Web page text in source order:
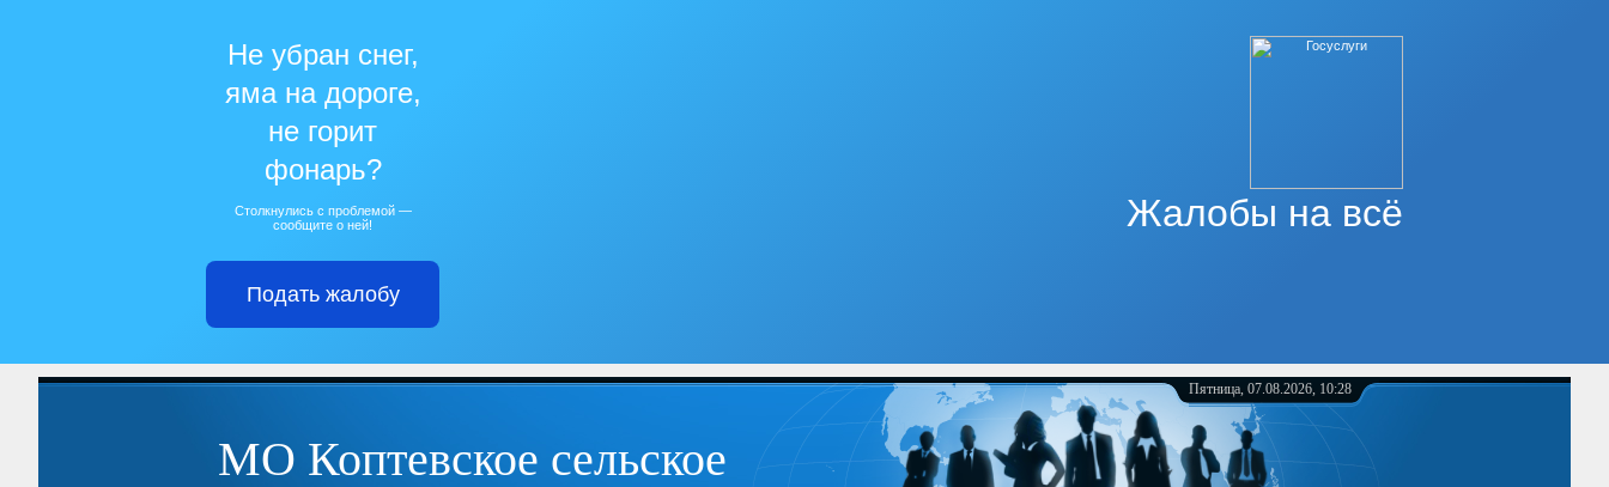
Жалобы на всё
Не убран снег,
яма на дороге,
не горит
фонарь?
Столкнулись с проблемой —
сообщите о ней!
Подать жалобу
МО Коптевское сельское
Пятница, 07.08.2026, 10:28